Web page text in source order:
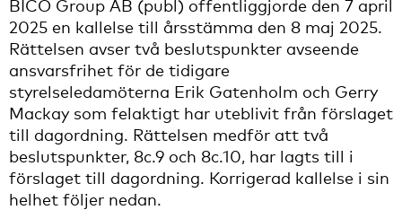
BICO Group AB (publ) offentliggjorde den 7 april
2025 en kallelse till årsstämma den 8 maj 2025.
Rättelsen avser två beslutspunkter avseende
ansvarsfrihet för de tidigare
styrelseledamöterna Erik Gatenholm och Gerry
Mackay som felaktigt har uteblivit från förslaget
till dagordning. Rättelsen medför att två
beslutspunkter, 8c.9 och 8c.10, har lagts till i
förslaget till dagordning. Korrigerad kallelse i sin
helhet följer nedan.